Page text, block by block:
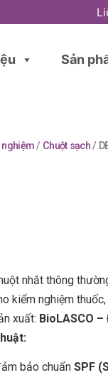
Sản
/ Chuột sạch/
nhắt thông
kiểm nghiệm
xuất: BioLASCO
bảo chuẩn SPF